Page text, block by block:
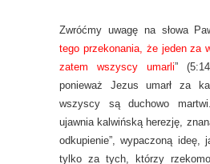
Zwróćmy uwagę na słowa
tego przekonania, że jeden za
zatem wszyscy umarli”
ponieważ Jezus umarł za
wszyscy są duchowo
ujawnia kalwińską herezję,
odkupienie”, wypaczoną ideę,
tylko za tych, którzy